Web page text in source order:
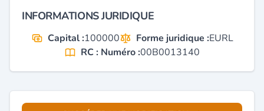
INFORMATIONS JURIDIQUE
Capital :100000 Forme juridique :EURL
RC : Numéro :00B0013140